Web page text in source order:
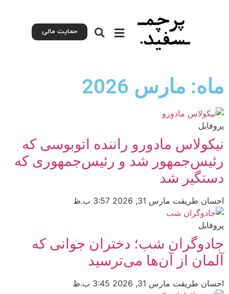
حمایت مالی
ماه: مارس 2026
پروفایل
نیکولاس مادورو راننده اتوبوسی که
رئیس‌جمهور شد و رئیس‌جمهوری که
دستگیر شد
احسان طریقت مارس 31, 2026 3:57 ب.ظ
پروفایل
جادوگران شب؛ دختران جوانی که
آلمان از آن‌ها می‌ترسید
احسان طریقت مارس 31, 2026 3:45 ب.ظ